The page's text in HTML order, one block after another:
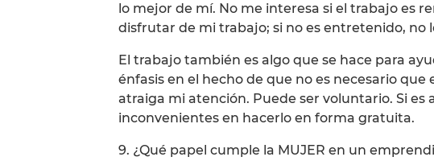
lo mejor de mí. No me interesa si el trabajo es
disfrutar de mi trabajo; si no es entretenido, no
El trabajo también es algo que se hace para
énfasis en el hecho de que no es necesario
atraiga mi atención. Puede ser voluntario. Si
inconvenientes en hacerlo en forma gratuita.
9. ¿Qué papel cumple la MUJER en un